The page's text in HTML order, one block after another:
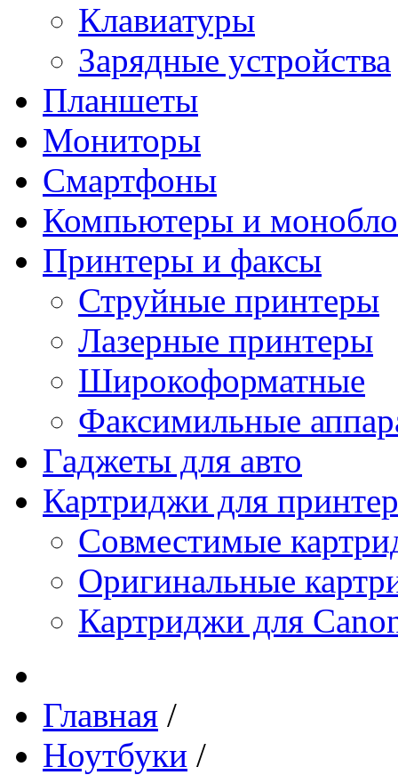
Клавиатуры
Зарядные устройства
Планшеты
Мониторы
Смартфоны
Компьютеры и
Принтеры и факсы
Струйные принтеры
Лазерные принтеры
Широкоформатные
Факсимильные
Гаджеты для авто
Картриджи для
Совместимые
Оригинальные
Картриджи для
Главная /
Ноутбуки /